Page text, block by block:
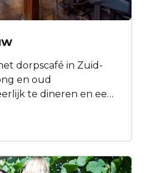
dorpscafé in Zuid-
en oud
te dineren en een